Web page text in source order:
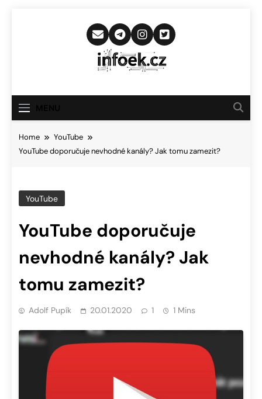
Infoek.cz
Novinkám
Home
YouTube
YouTube doporučuje nevhodné kanály? Jak tomu zamezit?
YouTube
YouTube doporučuje
nevhodné kanály? Jak
tomu zamezit?
Adolf Pupík 20.01.2020 1 1 Mins